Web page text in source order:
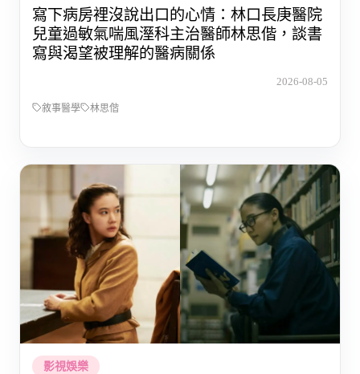
寫下病房裡沒說出口的心情：林口長庚醫院
兒童過敏氣喘風溼科主治醫師林思偕，談書
寫與渴望被理解的醫病關係
2026-08-05
敘事醫學 林思偕
影視娛樂